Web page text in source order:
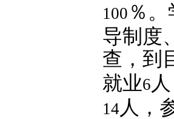
100 ％
导制度
查，到
就业6
14 人，